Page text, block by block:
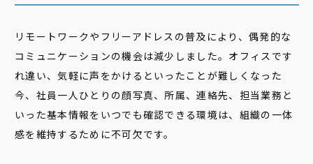
リモートワークやフリーアドレスの普及により、偶発的な
コミュニケーションの機会は減少しました。オフィスです
れ違い、気軽に声をかけるといったことが難しくなった
今、社員一人ひとりの顔写真、所属、連絡先、担当業務と
いった基本情報をいつでも確認できる環境は、組織の一体
感を維持するために不可欠です。